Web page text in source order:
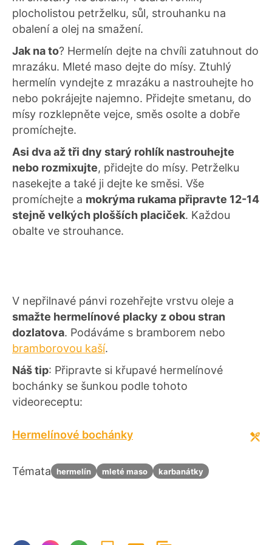
plocholistou petrželku, sůl, strouhanku na
obalení a olej na smažení.
Jak na to? Hermelín dejte na chvíli zatuhnout do
mrazáku. Mleté maso dejte do mísy. Ztuhlý
hermelín vyndejte z mrazáku a nastrouhejte ho
nebo pokrájejte najemno. Přidejte smetanu, do
mísy rozklepněte vejce, směs osolte a dobře
promíchejte.
Asi dva až tři dny starý rohlík nastrouhejte
nebo rozmixujte, přidejte do mísy. Petrželku
nasekejte a také ji dejte ke směsi. Vše
promíchejte a mokrýma rukama připravte 12-14
stejně velkých plošších placiček. Každou
obalte ve strouhance.
V nepřilnavé pánvi rozehřejte vrstvu oleje a
smažte hermelínové placky z obou stran
dozlatova. Podáváme s bramborem nebo
bramborovou kaší.
Náš tip: Připravte si křupavé hermelínové
bochánky se šunkou podle tohoto
videoreceptu:
Hermelínové bochánky
Témata hermelín mleté maso karbanátky